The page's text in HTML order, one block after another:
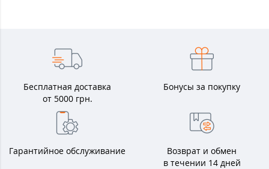
Бесплатная доставка
от 5000 грн.
Бонусы за покупку
Гарантийное обслуживание
Возврат и обмен
в течении 14 дней